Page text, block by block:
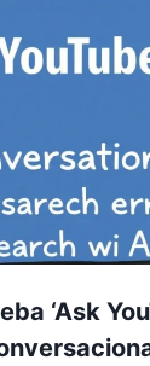
‘Ask